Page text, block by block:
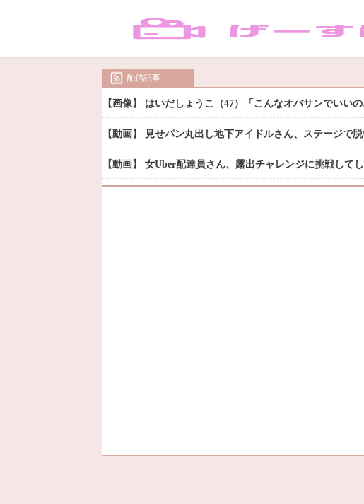
配信記事
【画像】 はいだしょうこ（47）「こんなオバサンでいい
【動画】 見せパン丸出し地下アイドルさん、ステージで
【動画】 女Uber配達員さん、露出チャレンジに挑戦して